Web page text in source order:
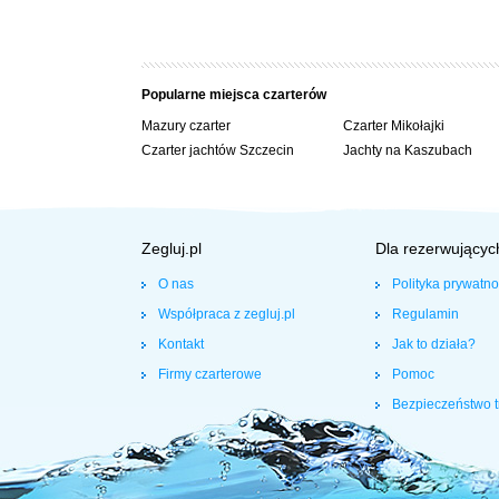
Popularne miejsca czarterów
Mazury czarter
Czarter jachtów Szczecin
Czarter Mikołajki
Jachty na Kaszubach
Zegluj.pl
O nas
Współpraca z zegluj.pl
Kontakt
Firmy czarterowe
Dla
Polityka
Regulamin
Jak to działa?
Pomoc
Bezpieczeństwo